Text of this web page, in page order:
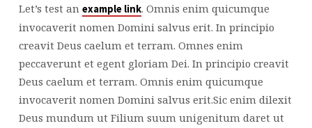
Let’s test an example link. Omnis enim quicumque
invocaverit nomen Domini salvus erit. In principio
creavit Deus caelum et terram. Omnes enim
peccaverunt et egent gloriam Dei. In principio creavit
Deus caelum et terram. Omnis enim quicumque
invocaverit nomen Domini salvus erit.Sic enim dilexit
Deus mundum ut Filium suum unigenitum daret ut